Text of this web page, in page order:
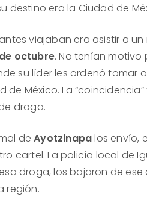
destino era la Ciudad de
viajaban era asistir a un
octubre. No tenían motivo
su líder les ordenó tomar
México. La
droga.
deAyotzinapalos envío,
cartel. La policía local de
droga, los bajaron de
región.